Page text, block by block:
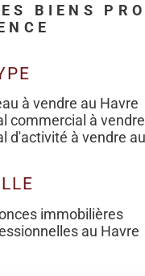
BIENS
à vendre au Havre
commercial à
d'activité à vendre
immobilières
au Havre